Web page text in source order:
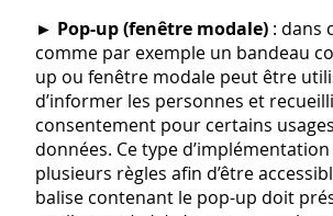
► Pop-up (fenêtre modale) : dans
comme par exemple un bandeau
up ou fenêtre modale peut être
d’informer les personnes et
consentement pour certains
données. Ce type
plusieurs règles afin d’être
balise contenant le pop-up doit